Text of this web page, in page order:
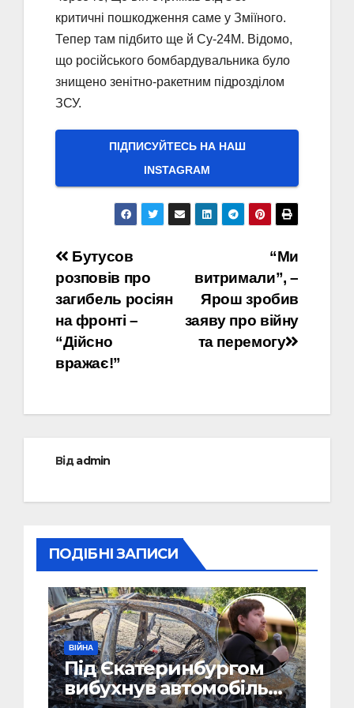
критичні пошкодження саме у Зміїного.
Тепер там підбито ще й Су-24М. Відомо,
що російського бомбардувальника було
знищено зенітно-ракетним підрозділом
ЗСУ.
ПІДПИСУЙТЕСЬ НА НАШ
INSTAGRAM
Навігація
записів
“Ми
витримали”, –
Ярош зробив
заяву про війну
та перемогу
Бутусов
розповів про
загибель росіян
на фронті –
“Дійсно
вражає!”
Відadmin
ПОДІБНІ ЗАПИСИ
ВІЙНА
Під Єкатеринбургом
вибухнув автомобіль